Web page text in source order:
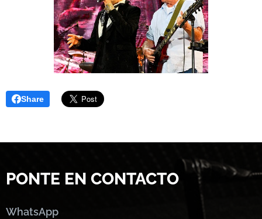
Share
PONTE EN CONTACTO
WhatsApp